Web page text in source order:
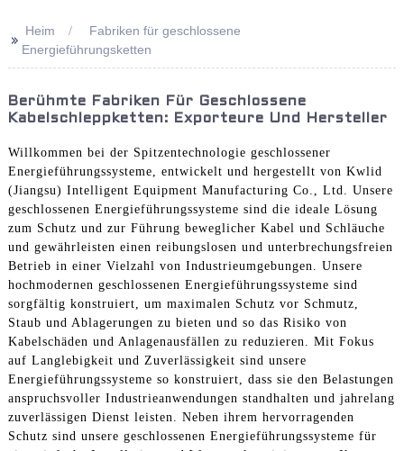
>> Heim
Fabriken für geschlossene
Energieführungsketten
Berühmte Fabriken Für Geschlossene
Kabelschleppketten: Exporteure Und Hersteller
Willkommen bei der Spitzentechnologie geschlossener
Energieführungssysteme, entwickelt und hergestellt von Kwlid
(Jiangsu) Intelligent Equipment Manufacturing Co., Ltd. Unsere
geschlossenen Energieführungssysteme sind die ideale Lösung
zum Schutz und zur Führung beweglicher Kabel und Schläuche
und gewährleisten einen reibungslosen und unterbrechungsfreien
Betrieb in einer Vielzahl von Industrieumgebungen. Unsere
hochmodernen geschlossenen Energieführungssysteme sind
sorgfältig konstruiert, um maximalen Schutz vor Schmutz,
Staub und Ablagerungen zu bieten und so das Risiko von
Kabelschäden und Anlagenausfällen zu reduzieren. Mit Fokus
auf Langlebigkeit und Zuverlässigkeit sind unsere
Energieführungssysteme so konstruiert, dass sie den Belastungen
anspruchsvoller Industrieanwendungen standhalten und jahrelang
zuverlässigen Dienst leisten. Neben ihrem hervorragenden
Schutz sind unsere geschlossenen Energieführungssysteme für